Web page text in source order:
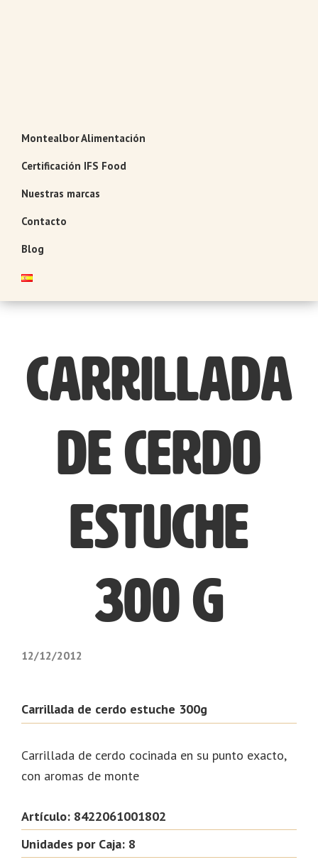
atesorada
con
tiempo
Montealbor Alimentación
Certificación IFS Food
Nuestras marcas
Contacto
Blog
Carrillada
de Cerdo
Estuche
300 g
12/12/2012
Carrillada de cerdo estuche 300g
Carrillada de cerdo cocinada en su punto exacto,
con aromas de monte
Artículo: 8422061001802
Unidades por Caja: 8